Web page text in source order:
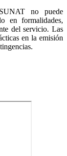
no puede
en formalidades,
del servicio. Las
en la emisión